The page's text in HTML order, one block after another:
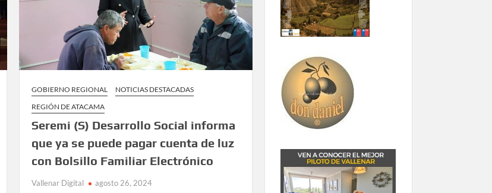
GOBIERNO REGIONAL
NOTICIAS DESTACADAS
REGIÓN DE ATACAMA
Seremi (S) Desarrollo Social informa
que ya se puede pagar cuenta de luz
con Bolsillo Familiar Electrónico
Vallenar Digital agosto 26, 2024